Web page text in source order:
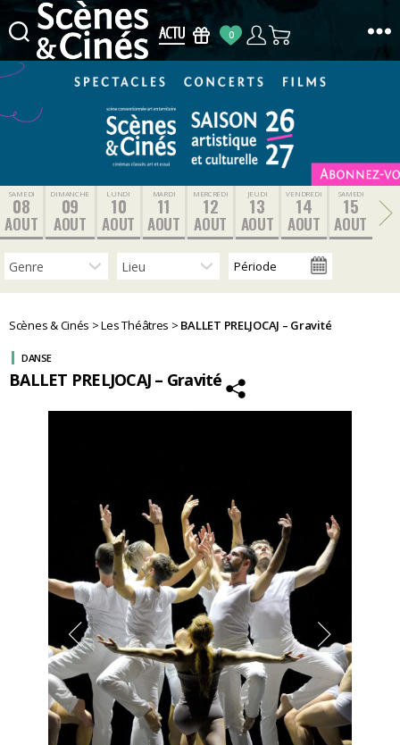
&
Cinés
0
SAMEDI
08
AOUT
DIMANCHE
09
AOUT
LUNDI
10
AOUT
MARDI
11
AOUT
MERCREDI
12
AOUT
JEUDI
13
AOUT
VENDREDI
14
AOUT
SAMEDI
15
AOUT
Scènes & Cinés >Les Théâtres > BALLET PRELJOCAJ – Gravité
BALLET PRELJOCAJ – Gravité
DANSE